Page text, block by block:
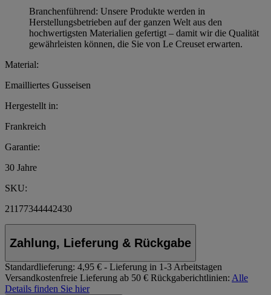
Branchenführend: Unsere Produkte werden in
Herstellungsbetrieben auf der ganzen Welt aus den
hochwertigsten Materialien gefertigt – damit wir die Qualität
gewährleisten können, die Sie von Le Creuset erwarten.
Material:
Emailliertes Gusseisen
Hergestellt in:
Frankreich
Garantie:
30 Jahre
SKU:
21177344442430
Zahlung, Lieferung & Rückgabe
Standardlieferung: 4,95 € - Lieferung in 1-3 Arbeitstagen
Versandkostenfreie Lieferung ab 50 € Rückgaberichtlinien: Alle
Details finden Sie hier